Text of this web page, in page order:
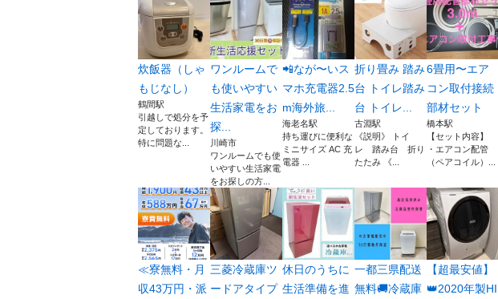
炊飯器（しゃ
もじなし）
鶴間駅
引越しで処分を予
定しております。
特に問題な...
ワンルームで
も使いやすい
生活家電をお
探...
川崎市
ワンルームでも使
いやすい生活家電
をお探しの方...
📲なが〜いス
マホ充電器2.5
m海外旅...
海老名駅
持ち運びに便利な
ミニサイズ AC 充
電器 ...
折り畳み 踏み
台 トイレ踏み
台 トイレ...
古淵駅
《説明》 トイ
レ 踏み台 折り
たたみ 《...
6畳用〜エア
コン取付接続
部材セット
橋本駅
【セット内容】
・エアコン配管
（ペアコイル）...
≪寮無料・月
収43万円・派
三菱冷蔵庫ツ
ードアタイプ
休日のうちに
生活準備を進
一都三県配送
無料🚚冷蔵庫
【超最安値】
👑2020年製HI